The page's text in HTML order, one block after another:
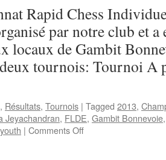
à
Differdange
Rapid Chess
par notre club et
locaux de Gambit
tournois: Tournoi
, Résultats, Tournois | Tagged 2013,
Jeyachandran, FLDE, Gambit Bonnevoie
youth | Comments Offon